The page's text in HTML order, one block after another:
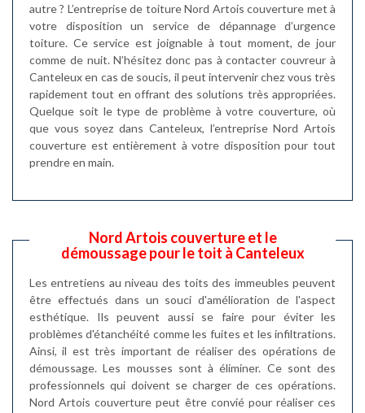
autre ? L’entreprise de toiture Nord Artois couverture met à
votre disposition un service de dépannage d’urgence
toiture. Ce service est joignable à tout moment, de jour
comme de nuit. N’hésitez donc pas à contacter couvreur à
Canteleux en cas de soucis, il peut intervenir chez vous très
rapidement tout en offrant des solutions très appropriées.
Quelque soit le type de problème à votre couverture, où
que vous soyez dans Canteleux, l’entreprise Nord Artois
couverture est entièrement à votre disposition pour tout
prendre en main.
Nord Artois couverture et le
démoussage pour le toit à Canteleux
Les entretiens au niveau des toits des immeubles peuvent
être effectués dans un souci d'amélioration de l'aspect
esthétique. Ils peuvent aussi se faire pour éviter les
problèmes d'étanchéité comme les fuites et les infiltrations.
Ainsi, il est très important de réaliser des opérations de
démoussage. Les mousses sont à éliminer. Ce sont des
professionnels qui doivent se charger de ces opérations.
Nord Artois couverture peut être convié pour réaliser ces